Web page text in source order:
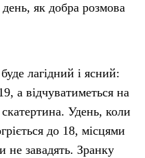
як добра розмова
лагідний і ясний:
а відчуватиметься на
Удень, коли
до 18, місцями
не завадять. Зранку